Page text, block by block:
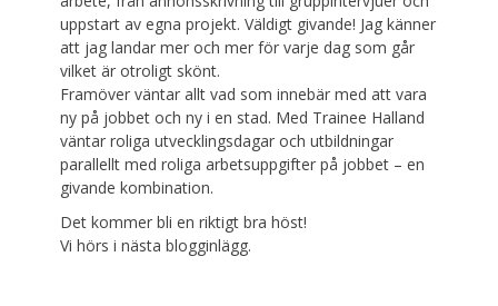
uppstart av egna projekt. Väldigt givande! Jag känner
att jag landar mer och mer för varje dag som går
vilket är otroligt skönt.
Framöver väntar allt vad som innebär med att vara
ny på jobbet och ny i en stad. Med Trainee Halland
väntar roliga utvecklingsdagar och utbildningar
parallellt med roliga arbetsuppgifter på jobbet – en
givande kombination.
Det kommer bli en riktigt bra höst!
Vi hörs i nästa blogginlägg.